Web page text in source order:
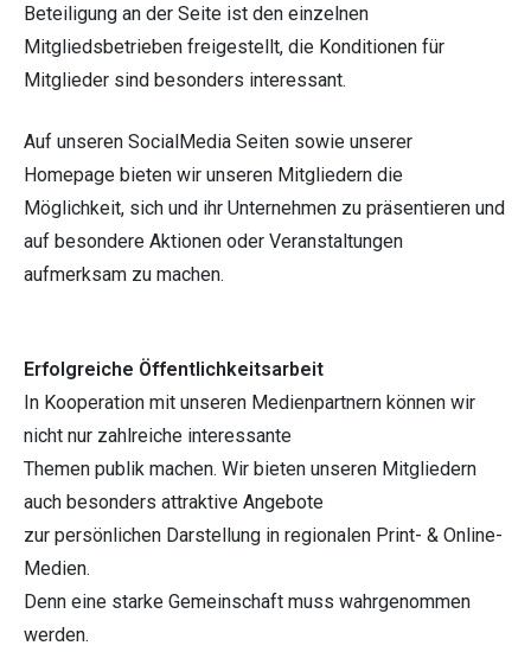
Beteiligung an der Seite ist den einzelnen
Mitgliedsbetrieben freigestellt, die Konditionen für
Mitglieder sind besonders interessant.
Auf unseren SocialMedia Seiten sowie unserer
Homepage bieten wir unseren Mitgliedern die
Möglichkeit, sich und ihr Unternehmen zu präsentieren und
auf besondere Aktionen oder Veranstaltungen
aufmerksam zu machen.
Erfolgreiche Öffentlichkeitsarbeit
In Kooperation mit unseren Medienpartnern können wir
nicht nur zahlreiche interessante
Themen publik machen. Wir bieten unseren Mitgliedern
auch besonders attraktive Angebote
zur persönlichen Darstellung in regionalen Print- & Online-
Medien.
Denn eine starke Gemeinschaft muss wahrgenommen
werden.